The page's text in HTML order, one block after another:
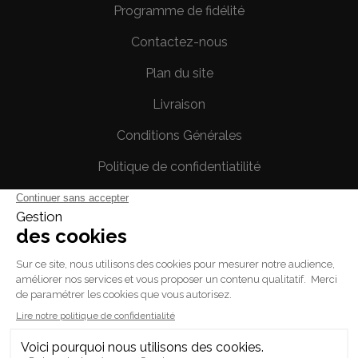
Programme de fidélité
Contactez-nous
Plan du site
Livraison
Conditions Générales
Politique de confidentiatilité
Votre compte
Informations personnelles
Commandes
Avoirs